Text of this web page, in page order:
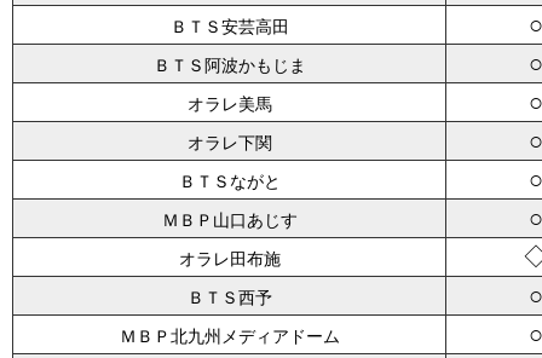
ＢＴＳ安芸高田 ○
ＢＴＳ阿波かもじま ○
オラレ美馬 ○
オラレ下関 ○
ＢＴＳながと ○
ＭＢＰ山口あじす ○
オラレ田布施
ＢＴＳ西予 ○
ＭＢＰ北九州メディアドーム ○